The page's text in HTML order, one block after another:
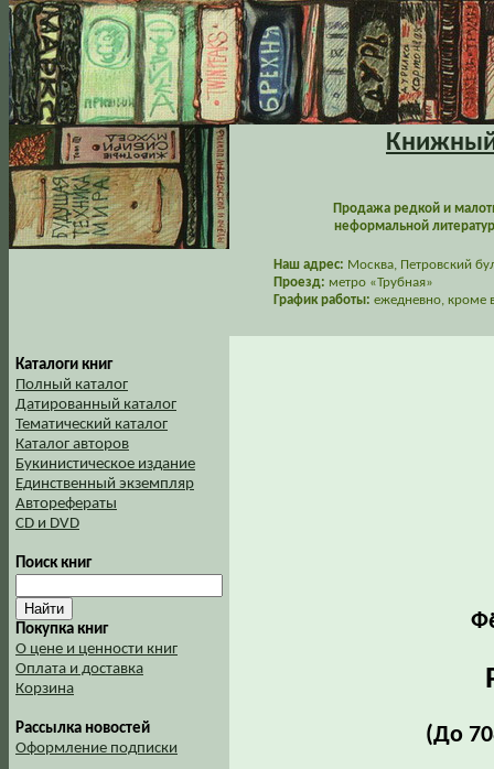
Книжный
Продажа редкой и
неформальной
Наш адрес: Москва, Петровский
Проезд: метро «Трубная»
График работы: ежедневно, кроме
Каталоги книг
Полный каталог
Датированный каталог
Тематический каталог
Каталог авторов
Букинистическое издание
Единственный экземпляр
Авторефераты
CD и DVD
Поиск книг
Покупка книг
О цене и ценности книг
Оплата и доставка
Корзина
Рассылка новостей
Оформление подписки
(До